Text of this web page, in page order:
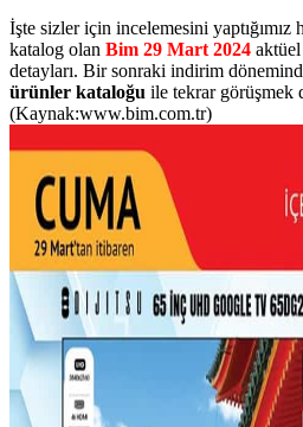
İşte sizler için incelemesini yaptığımız
katalog olan Bim 29 Mart 2024
detayları. Bir sonraki indirim
ürünler kataloğu ile tekrar
(Kaynak:www.bim.com.tr)